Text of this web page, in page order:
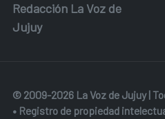
Redacción La Voz de
Jujuy
© 2009-2026 La Voz de Jujuy |
• Registro de propiedad